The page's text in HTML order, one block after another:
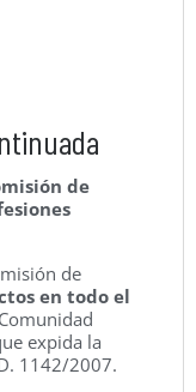
de
de
en todo el
expida la
1142/2007.